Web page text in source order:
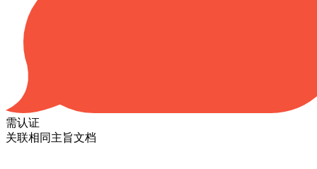
需认证
关联相同主旨文档